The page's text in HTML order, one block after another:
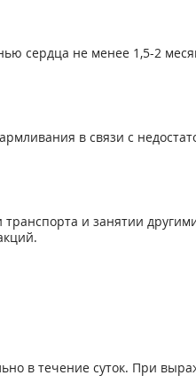
сердца не менее 1,5-2
в связи с
и занятии
в течение суток. При